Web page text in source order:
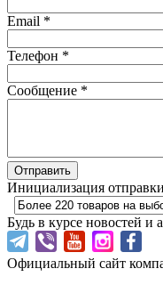
Email *
Телефон *
Сообщение *
Отправить
Инициализация
Будь в курсе новостей и
Официальный сайт